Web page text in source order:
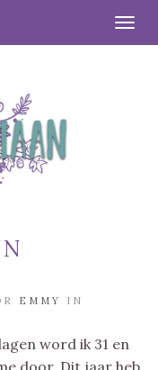
EMMY
IN
word ik 31 en
door. Dit jaar heb